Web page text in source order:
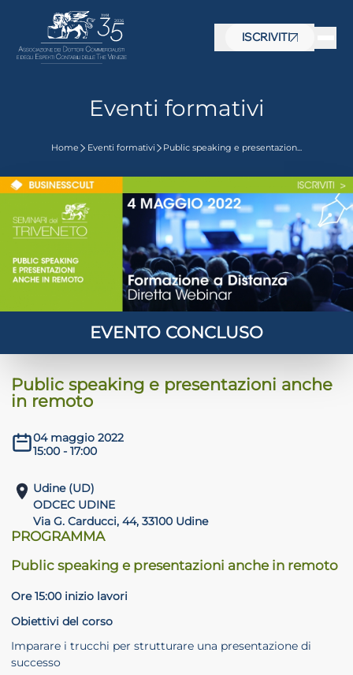
ISCRIVITI
Eventi formativi
Home Eventi formativi Public speaking e presentazion...
EVENTO CONCLUSO
Public speaking e presentazioni anche
in remoto
04 maggio 2022
15:00 - 17:00
Udine (UD)
ODCEC UDINE
Via G. Carducci, 44, 33100 Udine
PROGRAMMA
Public speaking e presentazioni anche in remoto
Ore 15:00 inizio lavori
Obiettivi del corso
Imparare i trucchi per strutturare una presentazione di
successo